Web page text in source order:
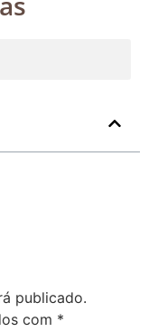
publicado.
com *